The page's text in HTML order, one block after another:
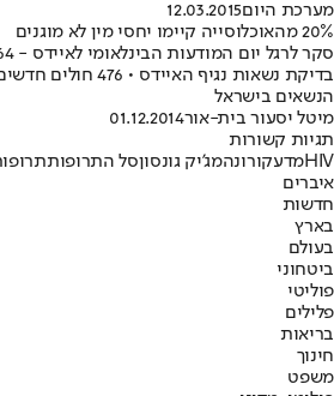
מערכת היום12.03.2015
20% מהאוכלוסייה קיימו יחסי מין לא מוגנים
הנשאים בישראל
מיטל יסעור בית-אור01.12.2014
תגיות קשורות
HIVמדעקורונהמג'יק גונסוןסל התרופות
איברים
חדשות
בארץ
בעולם
ביטחוני
פוליטי
פלילים
בריאות
חינוך
משפט